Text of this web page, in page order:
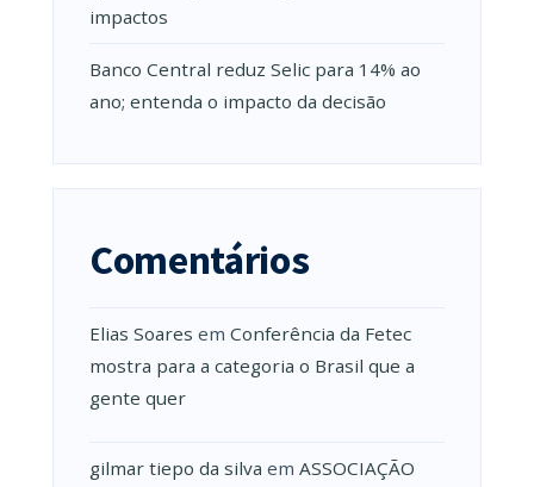
impactos
Banco Central reduz Selic para 14% ao
ano; entenda o impacto da decisão
Comentários
Elias Soares em Conferência da Fetec
mostra para a categoria o Brasil que a
gente quer
gilmar tiepo da silva em ASSOCIAÇÃO